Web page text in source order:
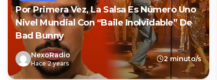
Por Primera Vez, La Salsa Es Número Uno
Nivel Mundial Con “Baile Inolvidable” De
Bad Bunny
NexoRadio
Hace 2 years
2 minuto/s